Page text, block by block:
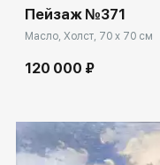
Пейзаж №371
Масло, Холст, 70 x 70 см
120 000 ₽